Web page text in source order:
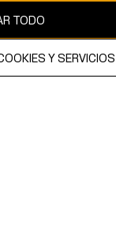
TODO
Y SERVICIOS